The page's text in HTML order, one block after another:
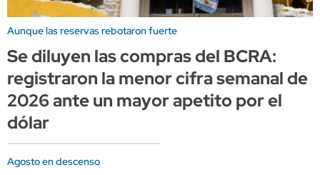
Aunque las reservas rebotaron fuerte
Se diluyen las compras del BCRA:
registraron la menor cifra semanal de
2026 ante un mayor apetito por el
dólar
Agosto en descenso